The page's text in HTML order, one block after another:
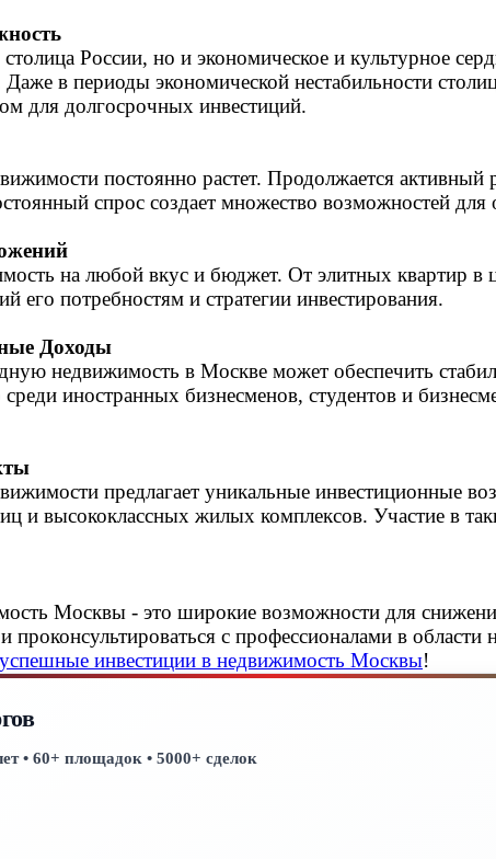
России, но и экономическое и культурное
в периоды экономической нестабильности
для долгосрочных инвестиций.
постоянно растет. Продолжается
спрос создает множество возможностей
на любой вкус и бюджет. От элитных квартир в
его потребностям и стратегии инвестирования.
Доходы
недвижимость в Москве может обеспечить
среди иностранных бизнесменов, студентов и
предлагает уникальные инвестиционные
и высококлассных жилых комплексов. Участие в
Москвы - это широкие возможности для
проконсультироваться с профессионалами в
успешные инвестиции в недвижимость Москвы!
• 60+ площадок • 5000+ сделок